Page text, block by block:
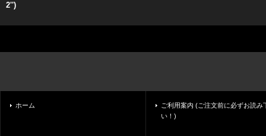
2'')
ホーム
ご利用案内 (ご注文前に必ずお読み
い！)